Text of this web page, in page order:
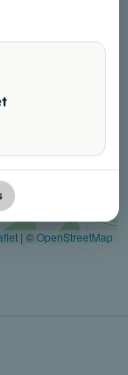
| ©OpenStreetMap